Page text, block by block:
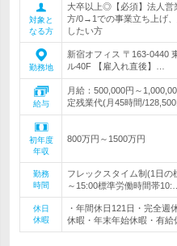
対象と
なる方
大卒以上◎【必須】法人営
方/0→1での事業立ち上げ
したい方
勤務地
新宿オフィス 〒163-0440
ル40F 【雇入れ直後】…
給与
月給：500,000円～
定残業代(月45時間/
初年度
年収
800万円～1500万円
勤務
時間
フレックスタイム制(1日
～15:00標準労働時間帯10:…
休日
休暇
・年間休日121日・完全週
休暇・年末年始休暇・有給